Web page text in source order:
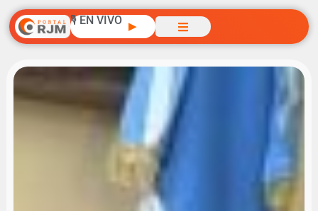
🎙️ EN VIVO ▶